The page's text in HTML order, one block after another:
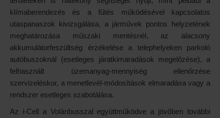
klímaberendezés és a fűtés működésével kapcsolatos
utaspanaszok kivizsgálása, a járművek pontos helyzetének
meghatározása műszaki mentésnél, az alacsony
akkumulátorfeszültség érzékelése a telephelyeken parkoló
autóbuszoknál (esetleges járatkimaradások megelőzése), a
felhasznált üzemanyag-mennyiség ellenőrzése
szervizeléskor, a menetlevél-módosítások elmaradása vagy a
rendszer esetleges szabotálása.
Az i-Cell a Volánbusszal együttműködve a jövőben további